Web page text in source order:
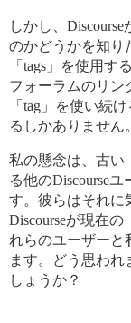
しかし、
のかどうかを知り
「tags」を使用
フォーラムのリン
「tag」を使い続
るしかありません。
私の懸念は、古い
る他のDiscourse
す。彼らはそれに
Discourseが現在の
れらのユーザーと
ます。どう思わ
しょうか？